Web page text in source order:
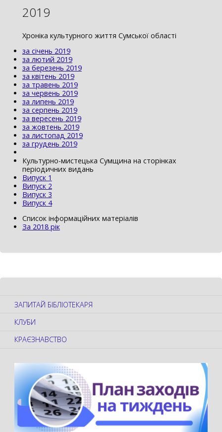
2019
Хроніка культурного життя Сумської області
за січень 2019
за лютий 2019
за березень 2019
за квітень 2019
за травень 2019
за червень 2019
за липень 2019
за серпень 2019
за вересень 2019
за жовтень 2019
за листопад 2019
за грудень 2019
Культурно-мистецька Сумщина на сторінках
періодичних видань
Випуск 1
Випуск 2
Випуск 3
Випуск 4
Список інформаційних матеріалів
За 2018 рік
ЗАПИТАЙ БІБЛІОТЕКАРЯ
КЛУБИ
КРАЄЗНАВСТВО